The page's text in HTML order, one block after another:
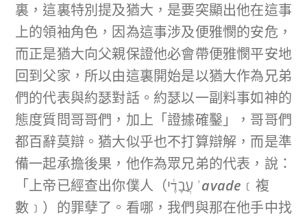
裏，這裏特別提及猶大，是要突顯出他在這事
上的領袖角色，因為這事涉及便雅憫的安危，
而正是猶大向父親保證他必會帶便雅憫平安地
回到父家，所以由這裏開始是以猶大作為兄弟
們的代表與約瑟對話。約瑟以一副料事如神的
態度質問哥哥們，加上「證據確鑿」，哥哥們
都百辭莫辯。猶大似乎也不打算辯解，而是準
備一起承擔後果，他作為眾兄弟的代表，說：
「上帝已經查出你僕人（עֲבָדֶ֔י ʿavade ﹝複
數﹞）的罪孽了。看哪，我們與那在他手中找